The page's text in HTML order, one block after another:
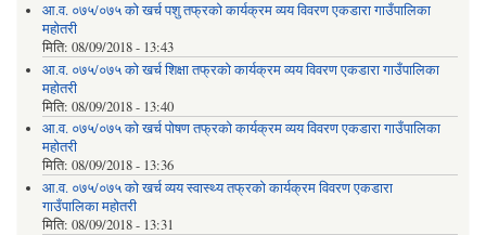
आ.व. ०७५/०७५ को खर्च पशु तफ्रको कार्यक्रम व्यय विवरण एकडारा गाउँपालिका
महोतरी
मिति: 08/09/2018 - 13:43
आ.व. ०७५/०७५ को खर्च शिक्षा तफ्रको कार्यक्रम व्यय विवरण एकडारा गाउँपालिका
महोतरी
मिति: 08/09/2018 - 13:40
आ.व. ०७५/०७५ को खर्च पोषण तफ्रको कार्यक्रम व्यय विवरण एकडारा गाउँपालिका
महोतरी
मिति: 08/09/2018 - 13:36
आ.व. ०७५/०७५ को खर्च व्यय स्वास्थ्य तफ्रको कार्यक्रम विवरण एकडारा
गाउँपालिका महोतरी
मिति: 08/09/2018 - 13:31